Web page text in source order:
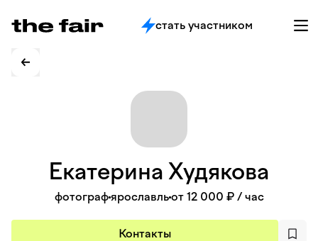
стать участником
Екатерина Худякова
фотографярославльот 12 000 ₽/ час
Контакты